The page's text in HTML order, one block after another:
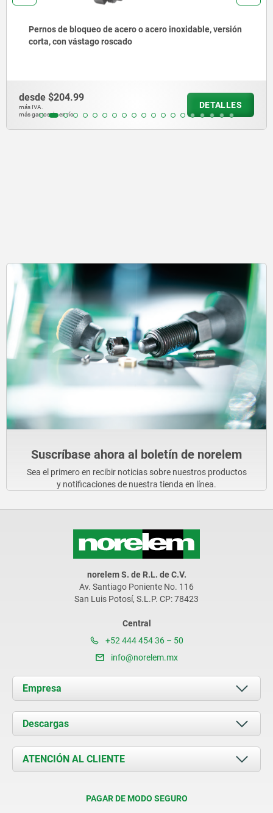
Pernos de bloqueo de acero o acero inoxidable sin
collar con anilla de tracción de acero inoxidable
desde$150.81
más IVA.
más gastos de envío
DETALLES
Suscríbase ahora al boletín de norelem
Sea el primero en recibir noticias sobre nuestros productos
y notificaciones de nuestra tienda en línea.
norelem S. de R.L. de C.V.
Av. Santiago Poniente No. 116
San Luis Potosí, S.L.P. CP: 78423
Central
+52 444 454 36 – 50
info@norelem.mx
Empresa
Acerca de nosotros
Novedades
Contacto
Descargas
Documents
ATENCIÓN AL CLIENTE
PAGAR DE MODO SEGURO